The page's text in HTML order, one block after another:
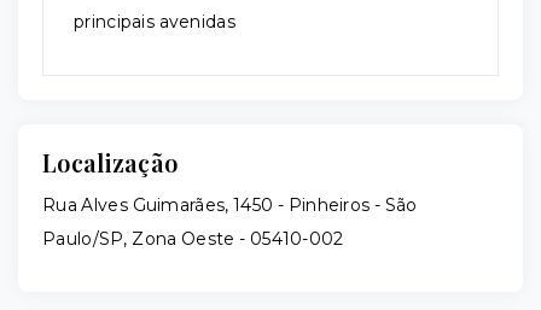
principais avenidas
Localização
Rua Alves Guimarães, 1450 - Pinheiros - São
Paulo/SP, Zona Oeste - 05410-002